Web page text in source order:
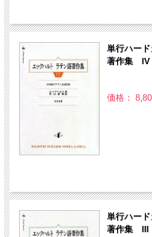
単行ハー
著作集 IV
価格：
単行ハー
著作集 III